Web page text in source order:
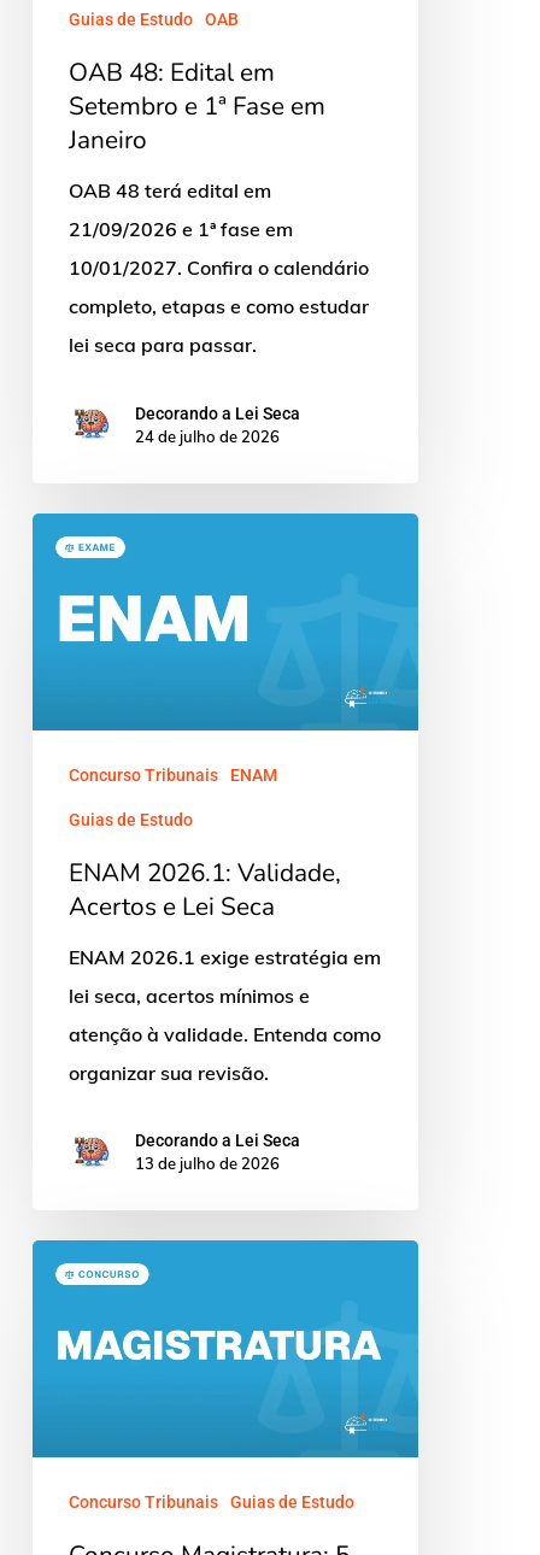
Janeiro
Guias de Estudo OAB
OAB 48: Edital em
Setembro e 1ª Fase em
Janeiro
OAB 48 terá edital em
21/09/2026 e 1ª fase em
10/01/2027. Confira o calendário
completo, etapas e como estudar
lei seca para passar.
Decorando a Lei Seca
24 de julho de 2026
ENAM
Validade,
Acertos
Concurso Tribunais ENAM
Guias de Estudo
ENAM 2026.1: Validade,
Acertos e Lei Seca
ENAM 2026.1 exige estratégia em
lei seca, acertos mínimos e
atenção à validade. Entenda como
organizar sua revisão.
Decorando a Lei Seca
13 de julho de 2026
Concurso
Concurso Tribunais Guias de Estudo